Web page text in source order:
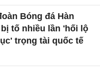
Bóng đá Hàn
tố nhiều lần 'hối lộ
trọng tài quốc tế